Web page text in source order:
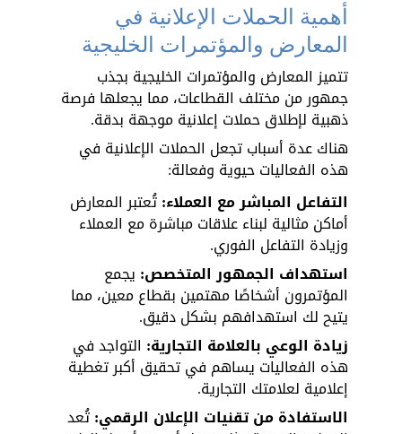
أهمية الحملات الإعلانية في
المعارض والمؤتمرات الخليجية
تتميز المعارض والمؤتمرات الخليجية بجذب
جمهور من مختلف القطاعات، مما يجعلها فرصة
ذهبية لإطلاق حملات إعلانية موجهة بدقة.
هناك عدة أسباب تجعل الحملات الإعلانية في
هذه الفعاليات حيوية وفعالة:
التفاعل المباشر مع العملاء: تُعتبر المعارض
أماكن مثالية لبناء علاقات مباشرة مع العملاء
وزيادة التفاعل الفوري.
استهداف الجمهور المتخصص: يجمع
المؤتمرون أشخاصًا مهتمين بقطاع معين، مما
يتيح لك استهدافهم بشكل دقيق.
زيادة الوعي بالعلامة التجارية: التواجد في
هذه الفعاليات يساهم في تحقيق أكبر تغطية
إعلامية لعلامتك التجارية.
الاستفادة من تقنيات الإعلان الرقمي: تُعد